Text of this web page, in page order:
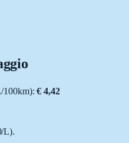
/100km): € 4,42
/L).